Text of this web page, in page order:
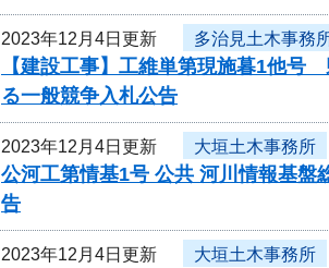
2023年12月4日更新 多治見土木事務
【建設工事】工維単第現施暮1他
る一般競争入札公告
2023年12月4日更新 大垣土木事務所
公河工第情基1号 公共 河川情報基
告
2023年12月4日更新 大垣土木事務所